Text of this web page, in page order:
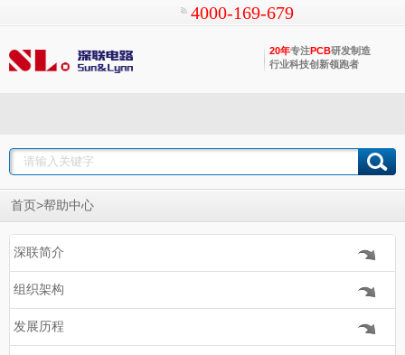
4000-169-679
20年专注PCB研发制造
行业科技创新领跑者
首页 >帮助中心
深联简介
组织架构
发展历程